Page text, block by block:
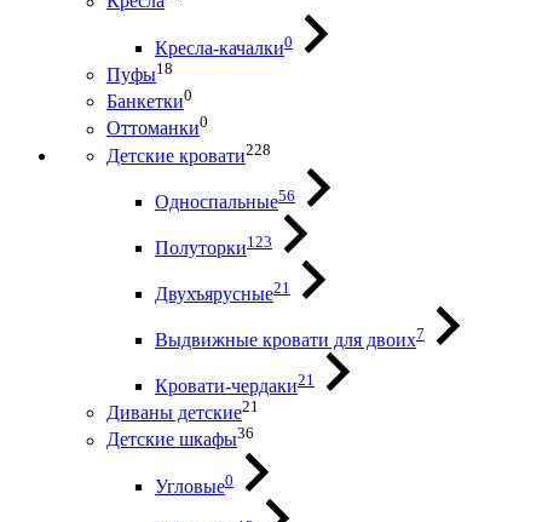
Кресла-качалки0
Пуфы18
Банкетки0
Оттоманки0
Детские кровати228
Односпальные56
Полуторки123
Двухъярусные21
Выдвижные кровати для двоих7
Кровати-чердаки21
Диваны детские21
Детские шкафы36
Угловые0